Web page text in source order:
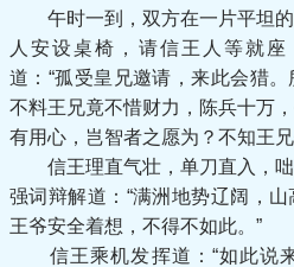
午时一到，双方在一片平坦的
人安设桌椅，请信王人等就
道：“孤受皇兄邀请，来此会猎。
不料王兄竟不惜财力，陈兵十万
有用心，岂智者之愿为？不知王
信王理直气壮，单刀直入，咄
强词辩解道：“满洲地势辽阔，
王爷安全着想，不得不如此。”
信王乘机发挥道：“如此说